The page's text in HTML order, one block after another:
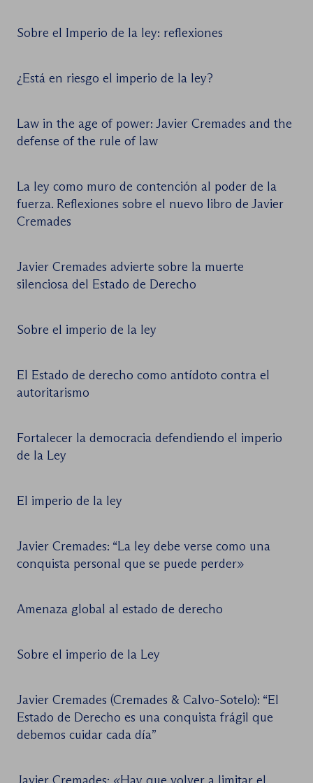
Sobre el Imperio de la ley: reflexiones
¿Está en riesgo el imperio de la ley?
Law in the age of power: Javier Cremades and the
defense of the rule of law
La ley como muro de contención al poder de la
fuerza. Reflexiones sobre el nuevo libro de Javier
Cremades
Javier Cremades advierte sobre la muerte
silenciosa del Estado de Derecho
Sobre el imperio de la ley
El Estado de derecho como antídoto contra el
autoritarismo
Fortalecer la democracia defendiendo el imperio
de la Ley
El imperio de la ley
Javier Cremades: “La ley debe verse como una
conquista personal que se puede perder»
Amenaza global al estado de derecho
Sobre el imperio de la Ley
Javier Cremades (Cremades & Calvo-Sotelo): “El
Estado de Derecho es una conquista frágil que
debemos cuidar cada día”
Javier Cremades: «Hay que volver a limitar el